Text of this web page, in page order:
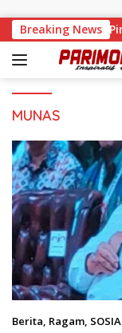
Breaking News
Nasir Resmi
MUNAS
Berita, Ragam,